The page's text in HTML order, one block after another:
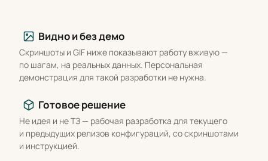
Видно и без демо
Скриншоты и GIF ниже показывают работу вживую —
по шагам, на реальных данных. Персональная
демонстрация для такой разработки не нужна.
Готовое решение
Не идея и не ТЗ — рабочая разработка для текущего
и предыдущих релизов конфигураций, со скриншотами
и инструкцией.